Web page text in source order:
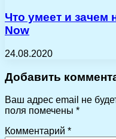
Что умеет и зачем
Now
24.08.2020
Добавить
Ваш адрес email не
поля помечены *
Комментарий *